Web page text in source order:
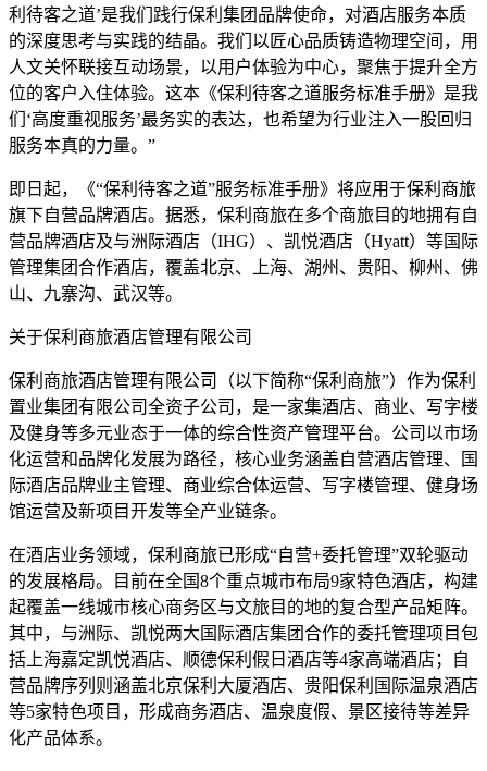
利待客之道’是我们践行保利集团品牌使命，对酒店服务本质
的深度思考与实践的结晶。我们以匠心品质铸造物理空间，用
人文关怀联接互动场景，以用户体验为中心，聚焦于提升全方
位的客户入住体验。这本《保利待客之道服务标准手册》是我
们‘高度重视服务’最务实的表达，也希望为行业注入一股回归
服务本真的力量。”
即日起，《“保利待客之道”服务标准手册》将应用于保利商旅
旗下自营品牌酒店。据悉，保利商旅在多个商旅目的地拥有自
营品牌酒店及与洲际酒店（IHG）、凯悦酒店（Hyatt）等国际
管理集团合作酒店，覆盖北京、上海、湖州、贵阳、柳州、佛
山、九寨沟、武汉等。
关于保利商旅酒店管理有限公司
保利商旅酒店管理有限公司（以下简称“保利商旅”）作为保利
置业集团有限公司全资子公司，是一家集酒店、商业、写字楼
及健身等多元业态于一体的综合性资产管理平台。公司以市场
化运营和品牌化发展为路径，核心业务涵盖自营酒店管理、国
际酒店品牌业主管理、商业综合体运营、写字楼管理、健身场
馆运营及新项目开发等全产业链条。
在酒店业务领域，保利商旅已形成“自营+委托管理”双轮驱动
的发展格局。目前在全国8个重点城市布局9家特色酒店，构建
起覆盖一线城市核心商务区与文旅目的地的复合型产品矩阵。
其中，与洲际、凯悦两大国际酒店集团合作的委托管理项目包
括上海嘉定凯悦酒店、顺德保利假日酒店等4家高端酒店；自
营品牌序列则涵盖北京保利大厦酒店、贵阳保利国际温泉酒店
等5家特色项目，形成商务酒店、温泉度假、景区接待等差异
化产品体系。